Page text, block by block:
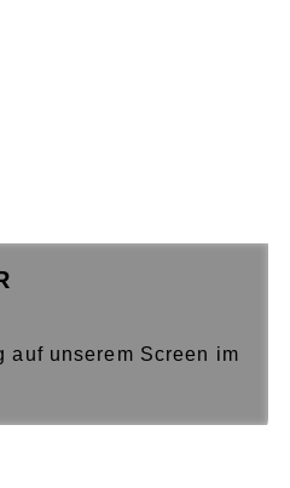
auf unserem Screen im